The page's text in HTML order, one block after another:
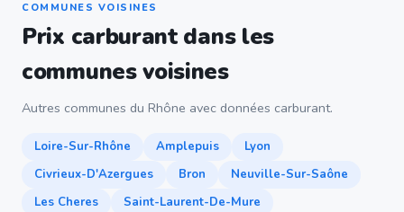
COMMUNES VOISINES
Prix carburant dans les
communes voisines
Autres communes du Rhône avec données carburant.
Loire-Sur-Rhône Amplepuis
Lyon
Civrieux-D'Azergues
Bron
Neuville-Sur-Saône
Les Cheres
Saint-Laurent-De-Mure